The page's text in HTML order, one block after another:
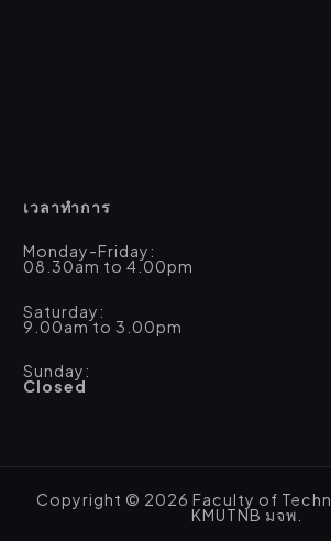
เวลาทำการ
Monday-Friday:
08.30am to 4.00pm
Saturday:
9.00am to 3.00pm
Sunday:
Closed
Copyright © 2026 Faculty of
KMUTNB มจพ.